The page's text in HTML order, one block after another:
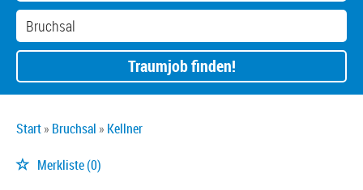
Traumjob finden!
Start Bruchsal Kellner
Merkliste(0)